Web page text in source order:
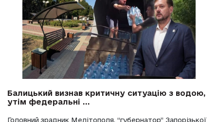
Балицький визнав критичну ситуацію з водою,
утім федеральні ...
Головний зрадник Мелітополя, “губернатор” Запорізької